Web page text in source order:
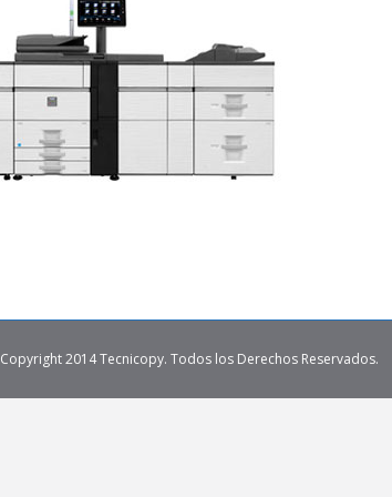
Copyright 2014 Tecnicopy. Todos los Derechos Reservados.